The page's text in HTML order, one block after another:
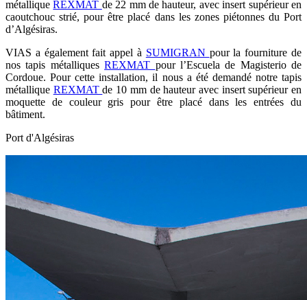
métalliqueREXMAT de 22 mm de hauteur, avec insert supérieur en
caoutchouc strié, pour être placé dans les zones piétonnes du Port
d’Algésiras.
VIAS a également fait appel à SUMIGRAN pour la fourniture de
nos tapis métalliquesREXMAT pour l’Escuela de Magisterio de
Cordoue. Pour cette installation, il nous a été demandé notre tapis
métallique REXMATde 10 mm de hauteur avec insert supérieur en
moquette de couleur gris pour être placé dans les entrées du
bâtiment.
Port d'Algésiras